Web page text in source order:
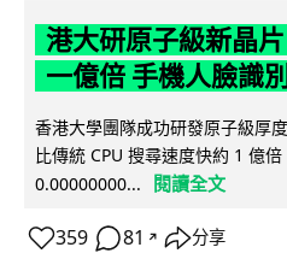
港大研原子級新晶
一億倍 手機人臉識
香港大學團隊成功研發原子級厚
比傳統 CPU 搜尋速度快約 1 億
0.00000000...
閱讀全文
359 81 ↗ 分享